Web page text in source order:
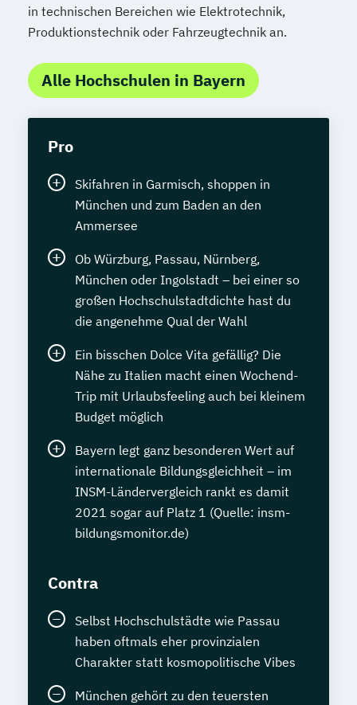
in technischen Bereichen wie Elektrotechnik,
Produktionstechnik oder Fahrzeugtechnik an.
Alle Hochschulen in Bayern
Pro
Skifahren in Garmisch, shoppen in
München und zum Baden an den
Ammersee
Ob Würzburg, Passau, Nürnberg,
München oder Ingolstadt – bei einer so
großen Hochschulstadtdichte hast du
die angenehme Qual der Wahl
Ein bisschen Dolce Vita gefällig? Die
Nähe zu Italien macht einen Wochend-
Trip mit Urlaubsfeeling auch bei kleinem
Budget möglich
Bayern legt ganz besonderen Wert auf
internationale Bildungsgleichheit – im
INSM-Ländervergleich rankt es damit
2021 sogar auf Platz 1 (Quelle: insm-
bildungsmonitor.de)
Contra
Selbst Hochschulstädte wie Passau
haben oftmals eher provinzialen
Charakter statt kosmopolitische Vibes
München gehört zu den teuersten